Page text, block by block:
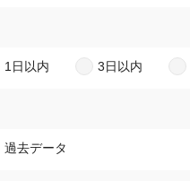
1日以内 3日以内
過去データ